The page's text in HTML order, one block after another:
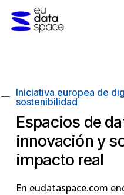
Skip
Iniciativa europea de
sostenibilidad
Espacios de
innovación y
impacto real
En eudataspace.com